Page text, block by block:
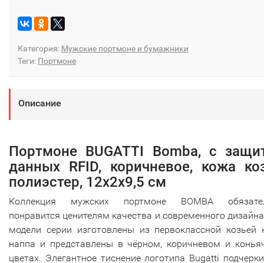
Категория: Мужские портмоне и бумажники
Теги: Портмоне
Описание
Портмоне BUGATTI Bomba, с
данных RFID, коричневое, кожа
полиэстер, 12х2х9,5 см
Коллекция мужских портмоне BOMBA
понравится ценителям качества и современного
модели серии изготовлены из первоклассной козьей
наппа и представлены в чёрном, коричневом и
цветах. Элегантное тиснение логотипа Bugatti